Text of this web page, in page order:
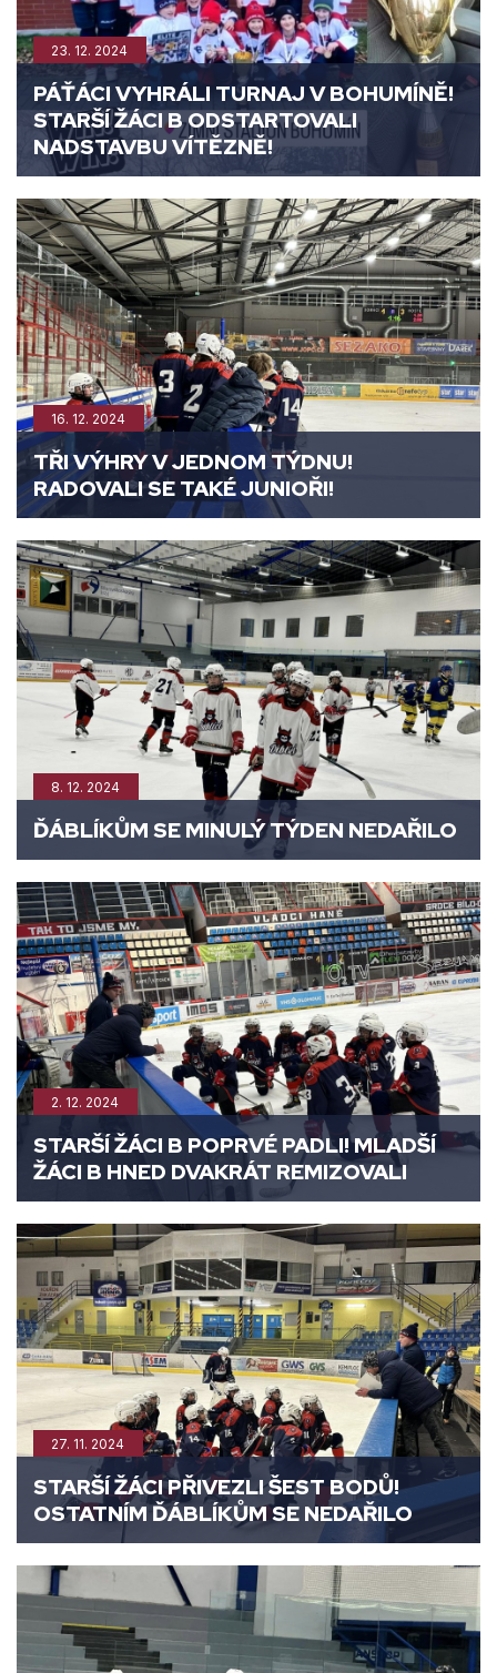
23. 12. 2024
PÁŤÁCI VYHRÁLI TURNAJ V BOHUMÍNĚ!
STARŠÍ ŽÁCI B ODSTARTOVALI
NADSTAVBU VÍTĚZNĚ!
16. 12. 2024
TŘI VÝHRY V JEDNOM TÝDNU!
RADOVALI SE TAKÉ JUNIOŘI!
8. 12. 2024
ĎÁBLÍKŮM SE MINULÝ TÝDEN NEDAŘILO
2. 12. 2024
STARŠÍ ŽÁCI B POPRVÉ PADLI! MLADŠÍ
ŽÁCI B HNED DVAKRÁT REMIZOVALI
27. 11. 2024
STARŠÍ ŽÁCI PŘIVEZLI ŠEST BODŮ!
OSTATNÍM ĎÁBLÍKŮM SE NEDAŘILO